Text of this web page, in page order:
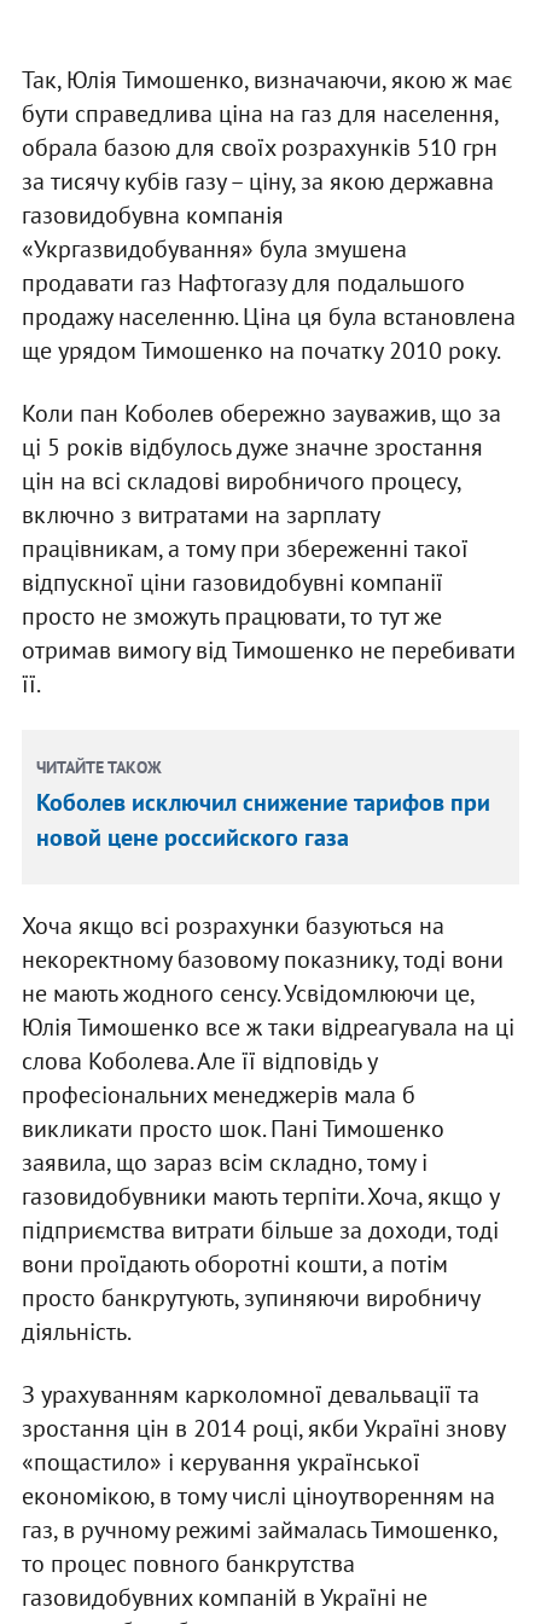
Так, Юлія Тимошенко, визначаючи, якою ж має
бути справедлива ціна на газ для населення,
обрала базою для своїх розрахунків 510 грн
за тисячу кубів газу – ціну, за якою державна
газовидобувна компанія
«Укргазвидобування» була змушена
продавати газ Нафтогазу для подальшого
продажу населенню. Ціна ця була встановлена
ще урядом Тимошенко на початку 2010 року.
Коли пан Коболев обережно зауважив, що за
ці 5 років відбулось дуже значне зростання
цін на всі складові виробничого процесу,
включно з витратами на зарплату
працівникам, а тому при збереженні такої
відпускної ціни газовидобувні компанії
просто не зможуть працювати, то тут же
отримав вимогу від Тимошенко не перебивати
її.
ЧИТАЙТЕ ТАКОЖ
Коболев исключил снижение тарифов при
новой цене российского газа
Хоча якщо всі розрахунки базуються на
некоректному базовому показнику, тоді вони
не мають жодного сенсу. Усвідомлюючи це,
Юлія Тимошенко все ж таки відреагувала на ці
слова Коболева. Але її відповідь у
професіональних менеджерів мала б
викликати просто шок. Пані Тимошенко
заявила, що зараз всім складно, тому і
газовидобувники мають терпіти. Хоча, якщо у
підприємства витрати більше за доходи, тоді
вони проїдають оборотні кошти, а потім
просто банкрутують, зупиняючи виробничу
діяльність.
З урахуванням карколомної девальвації та
зростання цін в 2014 році, якби Україні знову
«пощастило» і керування української
економікою, в тому числі ціноутворенням на
газ, в ручному режимі займалась Тимошенко,
то процес повного банкрутства
газовидобувних компаній в Україні не